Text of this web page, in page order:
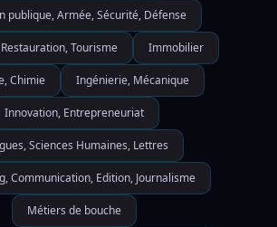
publique, Armée, Sécurité, Défense
Tourisme Immobilier
Chimie Ingénierie, Mécanique
Innovation, Entrepreneuriat
Sciences Humaines, Lettres
Communication, Edition, Journalisme
Métiers de bouche